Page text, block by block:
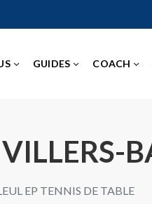
GUIDES COACH
EP TENNIS DE TABLE